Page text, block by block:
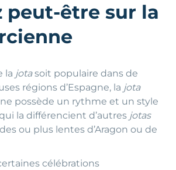
peut-être sur la
la jotasoit populaire dans de
régions d’Espagne, la jota
possède un rythme et un style
la différencient d’autres jotas
ou plus lentes d’Aragon ou de
célébrations